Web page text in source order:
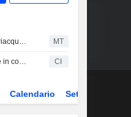
Dong-E-E-Jiao punta all'annullamento delle azioni riacquistate MT
Dong-E-E-Jiao Co., Ltd. annuncia il dividendo finale in contanti sulle azioni di classe A per l'esercizio 2025, in pagamento il 25 maggio 2026 CI
Calendario Settore